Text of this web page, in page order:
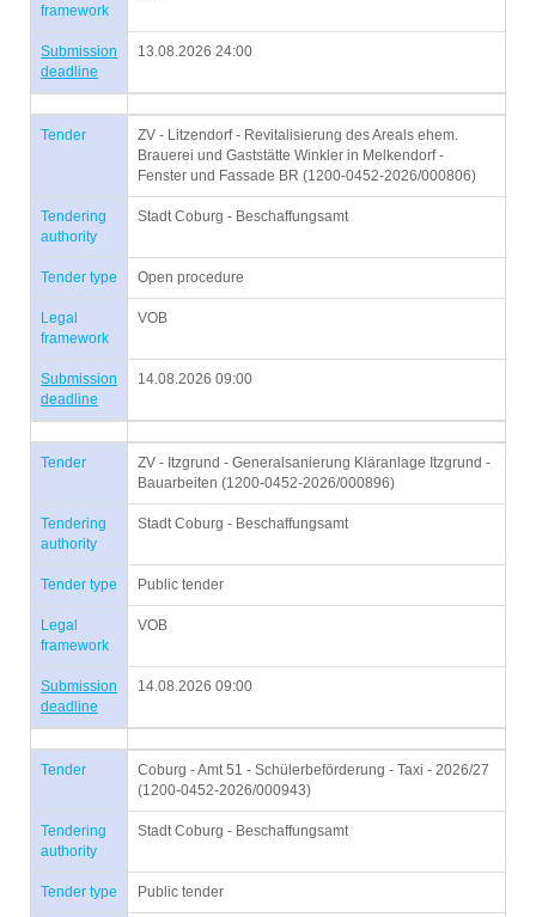
framework
Submission
deadline
13.08.2026 24:00
Tender
ZV - Litzendorf - Revitalisierung des Areals ehem.
Brauerei und Gaststätte Winkler in Melkendorf -
Fenster und Fassade BR (1200-0452-2026/000806)
Tendering
authority
Stadt Coburg - Beschaffungsamt
Tender type Open procedure
Legal
framework
VOB
Submission
deadline
14.08.2026 09:00
Tender
ZV - Itzgrund - Generalsanierung Kläranlage Itzgrund -
Bauarbeiten (1200-0452-2026/000896)
Tendering
authority
Stadt Coburg - Beschaffungsamt
Tender type Public tender
Legal
framework
VOB
Submission
deadline
14.08.2026 09:00
Tender
Coburg - Amt 51 - Schülerbeförderung - Taxi - 2026/27
(1200-0452-2026/000943)
Tendering
authority
Stadt Coburg - Beschaffungsamt
Tender type Public tender